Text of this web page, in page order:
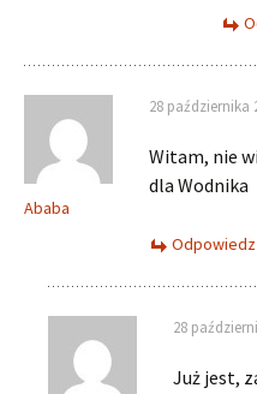
Ababa
28 października
Witam, nie
dla Wodnika
Odpowiedz
28
Już jest,